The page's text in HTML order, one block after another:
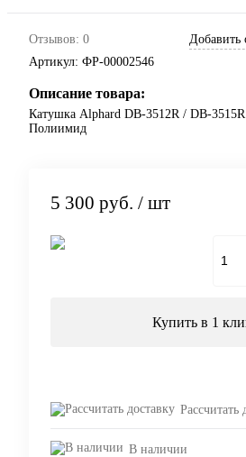
Отзывов: 0
Добавить
Артикул: ФР-00002546
Описание товара:
Катушка Alphard DB-3512R / DB-
Полиимид
5 300 руб. / шт
Купить в 1
Рассчитать
В наличии